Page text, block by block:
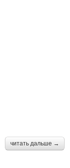
читать дальше →